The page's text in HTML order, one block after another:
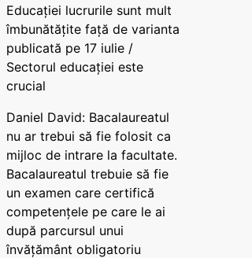
Educației lucrurile sunt mult
îmbunătățite față de varianta
publicată pe 17 iulie /
Sectorul educației este
crucial
Daniel David: Bacalaureatul
nu ar trebui să fie folosit ca
mijloc de intrare la facultate.
Bacalaureatul trebuie să fie
un examen care certifică
competențele pe care le ai
după parcursul unui
învățământ obligatoriu